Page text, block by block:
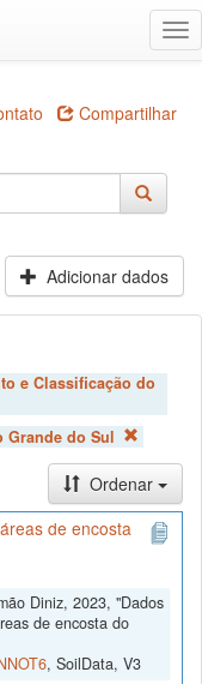
Compartilhar
Adicionar dados
e Classificação do
Grande do Sul
Ordenar
de encosta
Diniz, 2023, "Dados
de encosta do
, SoilData, V3